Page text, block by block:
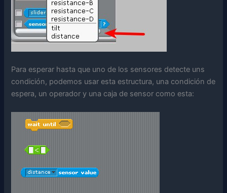
Para esperar hasta que uno de los sensores detecte uns
condición, podemos usar esta estructura, una condición de
espera, un operador y una caja de sensor como esta: